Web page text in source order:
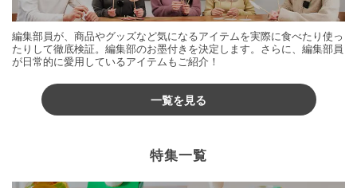
編集部員が、商品やグッズなど気になるアイテムを実際に食べたり使っ
たりして徹底検証。編集部のお墨付きを決定します。さらに、編集部員
が日常的に愛用しているアイテムもご紹介！
一覧を見る
特集一覧